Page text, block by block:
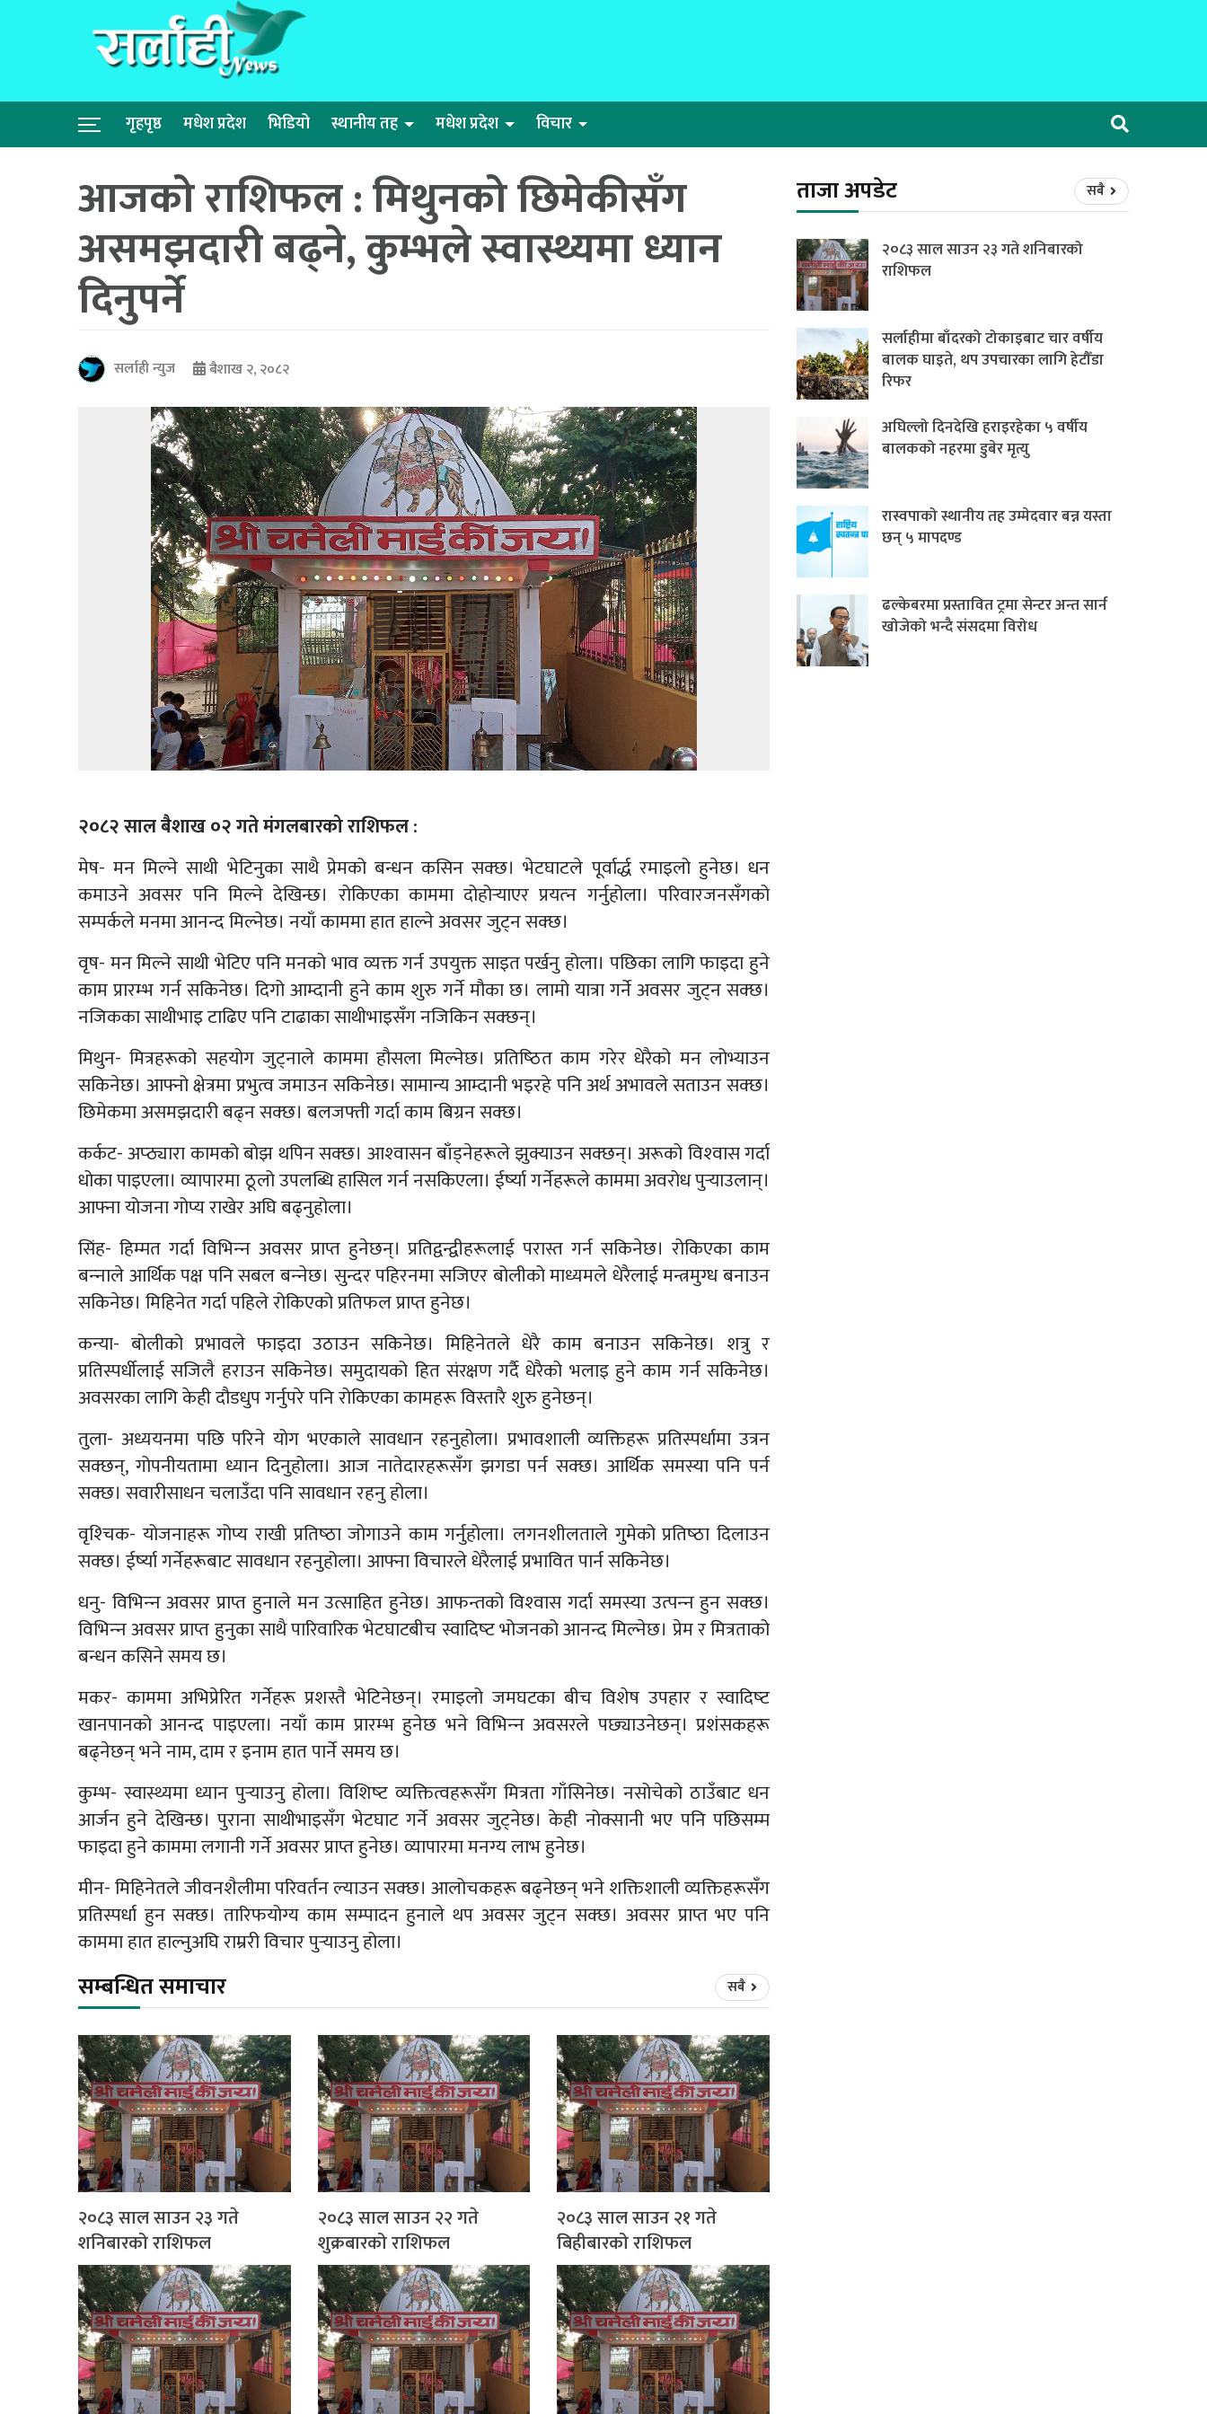
गृहपृष्ठ मधेश प्रदेश भिडियो स्थानीय तह मधेश प्रदेश विचार
आजको राशिफल : मिथुनको छिमेकीसँग
असमझदारी बढ्ने, कुम्भले स्वास्थ्यमा ध्यान
दिनुपर्ने
सर्लाही न्युज बैशाख २, २०८२
२०८२ साल बैशाख ०२ गते मंगलबारको राशिफल :
मेष- मन मिल्ने साथी भेटिनुका साथै प्रेमको बन्धन कसिन सक्छ। भेटघाटले पूर्वार्द्ध रमाइलो हुनेछ। धन
कमाउने अवसर पनि मिल्ने देखिन्छ। रोकिएका काममा दोहोर्‍याएर प्रयत्‍न गर्नुहोला। परिवारजनसँगको
सम्पर्कले मनमा आनन्द मिल्नेछ। नयाँ काममा हात हाल्ने अवसर जुट्न सक्छ।
वृष- मन मिल्ने साथी भेटिए पनि मनको भाव व्यक्त गर्न उपयुक्त साइत पर्खनु होला। पछिका लागि फाइदा हुने
काम प्रारम्भ गर्न सकिनेछ। दिगो आम्दानी हुने काम शुरु गर्ने मौका छ। लामो यात्रा गर्ने अवसर जुट्न सक्छ।
नजिकका साथीभाइ टाढिए पनि टाढाका साथीभाइसँग नजिकिन सक्छन्।
मिथुन- मित्रहरूको सहयोग जुट्नाले काममा हौसला मिल्नेछ। प्रतिष्‍ठित काम गरेर धेरैको मन लोभ्याउन
सकिनेछ। आफ्नो क्षेत्रमा प्रभुत्व जमाउन सकिनेछ। सामान्य आम्दानी भइरहे पनि अर्थ अभावले सताउन सक्छ।
छिमेकमा असमझदारी बढ्न सक्छ। बलजफ्ती गर्दा काम बिग्रन सक्छ।
कर्कट- अप्ठ्यारा कामको बोझ थपिन सक्छ। आश्‍वासन बाँड्नेहरूले झुक्याउन सक्छन्। अरूको विश्‍वास गर्दा
धोका पाइएला। व्यापारमा ठूलो उपलब्धि हासिल गर्न नसकिएला। ईर्ष्‍या गर्नेहरूले काममा अवरोध पुर्‍याउलान्।
आफ्ना योजना गोप्य राखेर अघि बढ्नुहोला।
सिंह- हिम्मत गर्दा विभिन्‍न अवसर प्राप्त हुनेछन्। प्रतिद्वन्द्वीहरूलाई परास्त गर्न सकिनेछ। रोकिएका काम
बन्‍नाले आर्थिक पक्ष पनि सबल बन्‍नेछ। सुन्दर पहिरनमा सजिएर बोलीको माध्यमले धेरैलाई मन्त्रमुग्ध बनाउन
सकिनेछ। मिहिनेत गर्दा पहिले रोकिएको प्रतिफल प्राप्त हुनेछ।
कन्या- बोलीको प्रभावले फाइदा उठाउन सकिनेछ। मिहिनेतले धेरै काम बनाउन सकिनेछ। शत्रु र
प्रतिस्पर्धीलाई सजिलै हराउन सकिनेछ। समुदायको हित संरक्षण गर्दै धेरैको भलाइ हुने काम गर्न सकिनेछ।
अवसरका लागि केही दौडधुप गर्नुपरे पनि रोकिएका कामहरू विस्तारै शुरु हुनेछन्।
तुला- अध्ययनमा पछि परिने योग भएकाले सावधान रहनुहोला। प्रभावशाली व्यक्तिहरू प्रतिस्पर्धामा उत्रन
सक्छन्, गोपनीयतामा ध्यान दिनुहोला। आज नातेदारहरूसँग झगडा पर्न सक्छ। आर्थिक समस्या पनि पर्न
सक्छ। सवारीसाधन चलाउँदा पनि सावधान रहनु होला।
वृश्‍चिक- योजनाहरू गोप्य राखी प्रतिष्‍ठा जोगाउने काम गर्नुहोला। लगनशीलताले गुमेको प्रतिष्‍ठा दिलाउन
सक्छ। ईर्ष्‍या गर्नेहरूबाट सावधान रहनुहोला। आफ्ना विचारले धेरैलाई प्रभावित पार्न सकिनेछ।
धनु- विभिन्‍न अवसर प्राप्त हुनाले मन उत्साहित हुनेछ। आफन्तको विश्‍वास गर्दा समस्या उत्पन्‍न हुन सक्छ।
विभिन्‍न अवसर प्राप्त हुनुका साथै पारिवारिक भेटघाटबीच स्वादिष्‍ट भोजनको आनन्द मिल्नेछ। प्रेम र मित्रताको
बन्धन कसिने समय छ।
मकर- काममा अभिप्रेरित गर्नेहरू प्रशस्तै भेटिनेछन्। रमाइलो जमघटका बीच विशेष उपहार र स्वादिष्‍ट
खानपानको आनन्द पाइएला। नयाँ काम प्रारम्भ हुनेछ भने विभिन्‍न अवसरले पछ्याउनेछन्। प्रशंसकहरू
बढ्नेछन् भने नाम, दाम र इनाम हात पार्ने समय छ।
कुम्भ- स्वास्थ्यमा ध्यान पुर्‍याउनु होला। विशिष्‍ट व्यक्तित्वहरूसँग मित्रता गाँसिनेछ। नसोचेको ठाउँबाट धन
आर्जन हुने देखिन्छ। पुराना साथीभाइसँग भेटघाट गर्ने अवसर जुट्नेछ। केही नोक्सानी भए पनि पछिसम्म
फाइदा हुने काममा लगानी गर्ने अवसर प्राप्त हुनेछ। व्यापारमा मनग्य लाभ हुनेछ।
मीन- मिहिनेतले जीवनशैलीमा परिवर्तन ल्याउन सक्छ। आलोचकहरू बढ्नेछन् भने शक्तिशाली व्यक्तिहरूसँग
प्रतिस्पर्धा हुन सक्छ। तारिफयोग्य काम सम्पादन हुनाले थप अवसर जुट्न सक्छ। अवसर प्राप्त भए पनि
काममा हात हाल्नुअघि राम्ररी विचार पुर्‍याउनु होला।
सम्बन्धित समाचार सबै
२०८३ साल साउन २३ गते
शनिबारको राशिफल
२०८३ साल साउन २२ गते
शुक्रबारको राशिफल
२०८३ साल साउन २१ गते
बिहीबारको राशिफल
ताजा अपडेट सबै
२०८३ साल साउन २३ गते शनिबारको
राशिफल
सर्लाहीमा बाँदरको टोकाइबाट चार वर्षीय
बालक घाइते, थप उपचारका लागि हेटौँडा
रिफर
अघिल्लो दिनदेखि हराइरहेका ५ वर्षीय
बालकको नहरमा डुबेर मृत्यु
रास्वपाको स्थानीय तह उम्मेदवार बन्न यस्ता
छन् ५ मापदण्ड
ढल्केबरमा प्रस्तावित ट्रमा सेन्टर अन्त सार्न
खोजेको भन्दै संसदमा विरोध